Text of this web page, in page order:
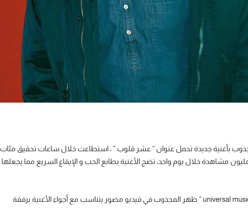
بأغنية جديدة تحمل عنوان ” عشر قلوب ” ، استطاعت خلال ساعات تحقيق مئات
مشاهدة خلال يوم واحد، تضج الأغنية بطابع الحب و الإيقاع السريع مما يجعلها
وبتوقيع المخرج “كفاح بلاني” وإنتاج ” universal music mena ” ظهر المجذوب في فيديو مصور يتناسب مع أجواء الأغنية برفقة